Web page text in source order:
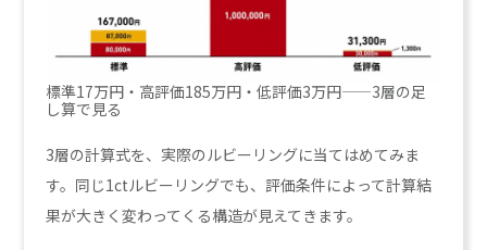
標準17万円・高評価185万円・低評価3万円——3層の足
し算で見る
3層の計算式を、実際のルビーリングに当てはめてみま
す。同じ1ctルビーリングでも、評価条件によって計算結
果が大きく変わってくる構造が見えてきます。